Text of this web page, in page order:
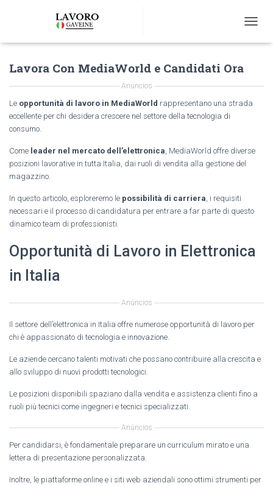
O
E
N
Lavora Con MediaWorld e Candidati Ora
Anúncios
Le opportunità di lavoro in MediaWorld rappresentano una strada
eccellente per chi desidera crescere nel settore della tecnologia di
consumo.
Come leader nel mercato dell’elettronica , MediaWorld offre diverse
posizioni lavorative in tutta Italia, dai ruoli di vendita alla gestione del
magazzino.
In questo articolo, esploreremo le possibilità di carriera , i requisiti
necessari e il processo di candidatura per entrare a far parte di questo
dinamico team di professionisti.
Opportunità di Lavoro in Elettronica
in Italia
Anúncios
Il settore dell’elettronica in Italia offre numerose opportunità di lavoro per
chi è appassionato di tecnologia e innovazione.
Le aziende cercano talenti motivati che possano contribuire alla crescita e
allo sviluppo di nuovi prodotti tecnologici.
Le posizioni disponibili spaziano dalla vendita e assistenza clienti fino a
ruoli più tecnici come ingegneri e tecnici specializzati.
Anúncios
Per candidarsi, è fondamentale preparare un curriculum mirato e una
lettera di presentazione personalizzata.
Inoltre, le piattaforme online e i siti web aziendali sono ottimi strumenti per